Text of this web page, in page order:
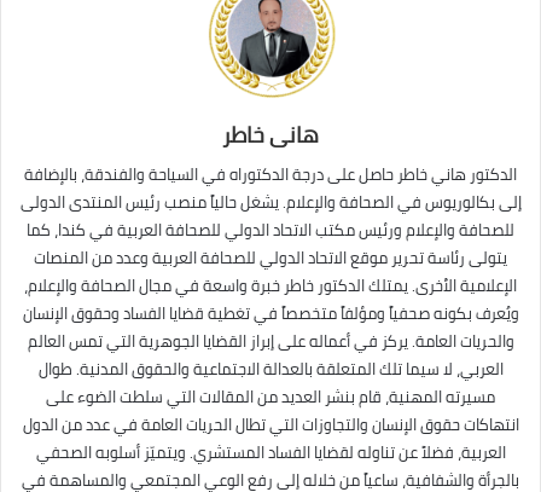
هانى خاطر
الدكتور هاني خاطر حاصل على درجة الدكتوراه في السياحة والفندقة، بالإضافة
إلى بكالوريوس في الصحافة والإعلام. يشغل حالياً منصب رئيس المنتدى الدولى
للصحافة والإعلام ورئيس مكتب الاتحاد الدولي للصحافة العربية في كندا، كما
يتولى رئاسة تحرير موقع الاتحاد الدولي للصحافة العربية وعدد من المنصات
الإعلامية الأخرى. يمتلك الدكتور خاطر خبرة واسعة في مجال الصحافة والإعلام،
ويُعرف بكونه صحفياً ومؤلفاً متخصصاً في تغطية قضايا الفساد وحقوق الإنسان
والحريات العامة. يركز في أعماله على إبراز القضايا الجوهرية التي تمس العالم
العربي، لا سيما تلك المتعلقة بالعدالة الاجتماعية والحقوق المدنية. طوال
مسيرته المهنية، قام بنشر العديد من المقالات التي سلطت الضوء على
انتهاكات حقوق الإنسان والتجاوزات التي تطال الحريات العامة في عدد من الدول
العربية، فضلاً عن تناوله لقضايا الفساد المستشري. ويتميّز أسلوبه الصحفي
بالجرأة والشفافية، ساعياً من خلاله إلى رفع الوعي المجتمعي والمساهمة في